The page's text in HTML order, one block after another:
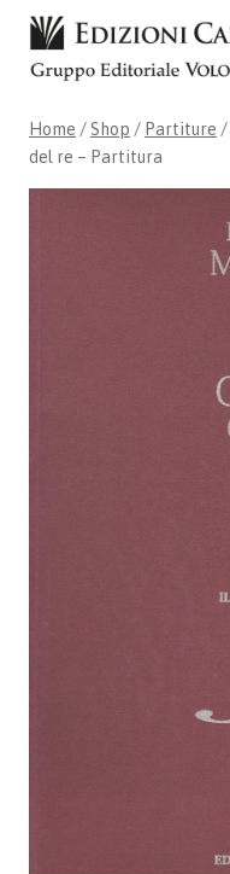
Skip
content
Home / Shop / Partiture /
del re – Partitura